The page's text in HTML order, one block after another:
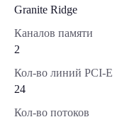
Granite Ridge
Каналов памяти
2
Кол-во линий PCI-E
24
Кол-во потоков